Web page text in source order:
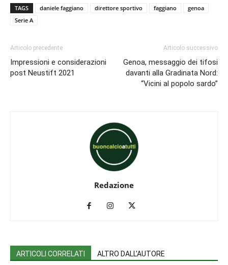
TAGS daniele faggiano direttore sportivo faggiano
genoa
Serie A
Articolo precedente
Impressioni e considerazioni
post Neustift 2021
Articolo successivo
Genoa, messaggio dei tifosi
davanti alla Gradinata Nord:
“Vicini al popolo sardo”
Redazione
ARTICOLI CORRELATI ALTRO DALL'AUTORE